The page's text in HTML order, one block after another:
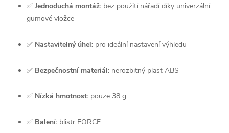
✅ Jednoduchá montáž: bez použití nářadí díky univerzální
gumové vložce
✅ Nastavitelný úhel: pro ideální nastavení výhledu
✅ Bezpečnostní materiál: nerozbitný plast ABS
✅ Nízká hmotnost: pouze 38 g
✅ Balení: blistr FORCE